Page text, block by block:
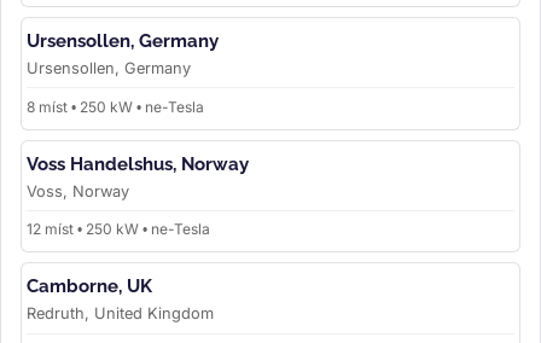
Ursensollen, Germany
Ursensollen, Germany
8 míst • 250 kW • ne-Tesla
Voss Handelshus, Norway
Voss, Norway
12 míst • 250 kW • ne-Tesla
Camborne, UK
Redruth, United Kingdom